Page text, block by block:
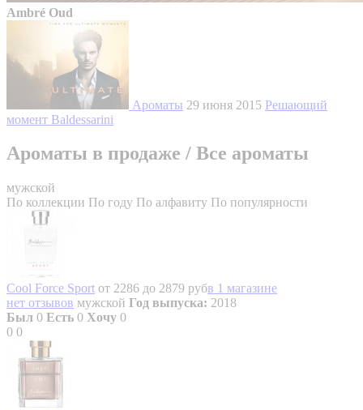
Ambré Oud
Ароматы 29 июня 2015 Решающий
момент Baldessarini
Ароматы в продаже / Все ароматы
мужской
По коллекции По году По алфавиту По популярности
Cool Force Sport от 2286 до 2879 рубв 1 магазине
нет отзывов мужской Год выпуска: 2018
Был 0 Есть 0 Хочу 0
0 0